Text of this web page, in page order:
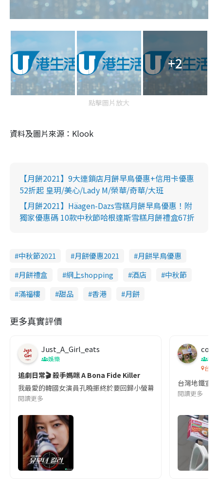
+2
點擊圖片放大
資料及圖片來源：Klook
【月餅2021】9大連鎖店月餅早鳥優惠+信用卡優惠
52折起 皇玥/美心/Lady M/榮華/奇華/大班
【月餅2021】Häagen-Dazs雪糕月餅早鳥優惠！附
獨家優惠碼 10款中秋節哈根達斯雪糕月餅禮盒67折
中秋節2021 月餅優惠2021
月餅早鳥優惠
月餅禮盒
網上shopping 酒店
中秋節
滿福樓
甜品 香港 月餅
更多真實評價
Just_A_Girl_eats
娛樂
追劇日常🎬 殺手媽咪 A Bona Fide Killer
我最愛的韓國女演員孔曉振終於要回歸小螢幕啦!這次的劇本改編
閱讀更多
co
吹
台灣
台灣地鐵宣
閱讀更多